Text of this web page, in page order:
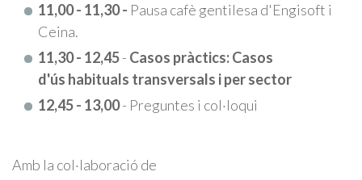
11,00 - 11,30 - Pausa cafè gentilesa d'Engisoft i
Ceina.
11,30 - 12,45- Casos pràctics: Casos
d'ús habituals transversals i per sector
12,45 - 13,00- Preguntes i col·loqui
Amb la col·laboració de